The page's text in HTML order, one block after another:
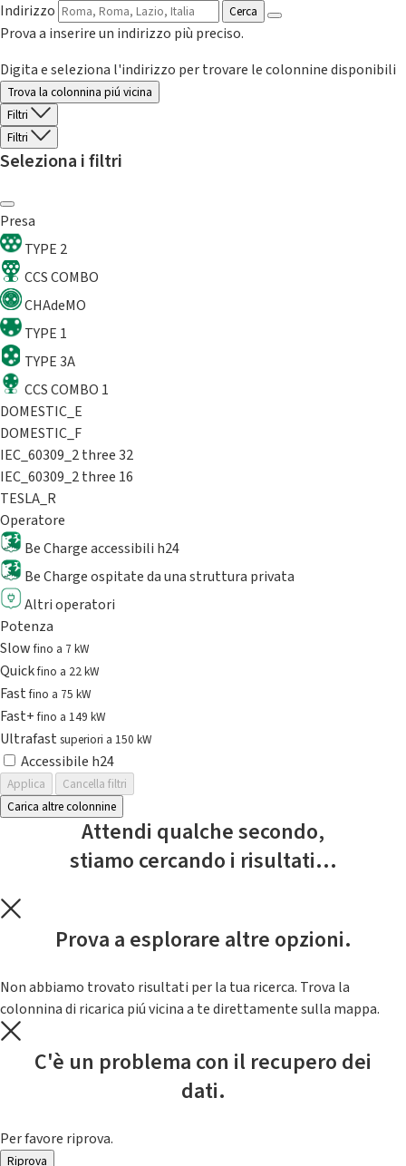
Indirizzo
Cerca
Prova a inserire un indirizzo più preciso.
Digita e seleziona l'indirizzo per trovare le colonnine disponibili
Trova la colonnina piú vicina
Filtri
Filtri
Seleziona i filtri
Presa
TYPE 2
CCS COMBO
CHAdeMO
TYPE 1
TYPE 3A
CCS COMBO 1
DOMESTIC_E
DOMESTIC_F
IEC_60309_2 three 32
IEC_60309_2 three 16
TESLA_R
Operatore
Be Charge accessibili h24
Be Charge ospitate da una struttura privata
Altri operatori
Potenza
Slowfino a 7 kW
Quickfino a 22 kW
Fastfino a 75 kW
Fast+fino a 149 kW
Ultrafast superiori a 150 kW
Accessibile h24
Applica
Cancella filtri
Carica altre colonnine
Attendi qualche secondo,
stiamo cercando i risultati...
Prova a esplorare altre opzioni.
Non abbiamo trovato risultati per la tua ricerca. Trova la
colonnina di ricarica piú vicina a te direttamente sulla mappa.
C'è un problema con il recupero dei
dati.
Per favore riprova.
Riprova